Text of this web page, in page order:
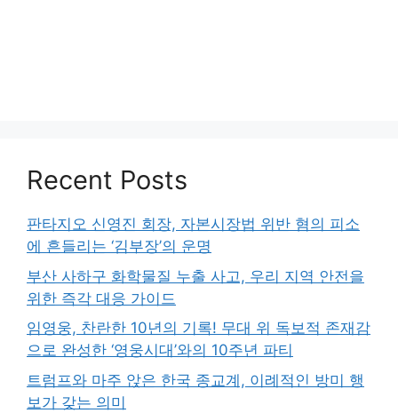
Recent Posts
판타지오 신영진 회장, 자본시장법 위반 혐의 피소
에 흔들리는 ‘김부장’의 운명
부산 사하구 화학물질 누출 사고, 우리 지역 안전을
위한 즉각 대응 가이드
임영웅, 찬란한 10년의 기록! 무대 위 독보적 존재감
으로 완성한 ‘영웅시대’와의 10주년 파티
트럼프와 마주 앉은 한국 종교계, 이례적인 방미 행
보가 갖는 의미